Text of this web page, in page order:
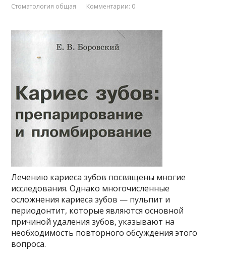
Стоматология общая Комментарии: 0
Лечению кариеса зубов посвящены многие
исследования. Однако многочисленные
осложнения кариеса зубов — пульпит и
периодонтит, которые являются основной
причиной удаления зубов, указывают на
необходимость повторного обсуждения этого
вопроса.